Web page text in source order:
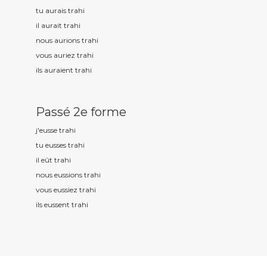
tu aurais trahi
il aurait trahi
nous aurions trahi
vous auriez trahi
ils auraient trahi
Passé 2e forme
j'eusse trahi
tu eusses trahi
il eût trahi
nous eussions trahi
vous eussiez trahi
ils eussent trahi